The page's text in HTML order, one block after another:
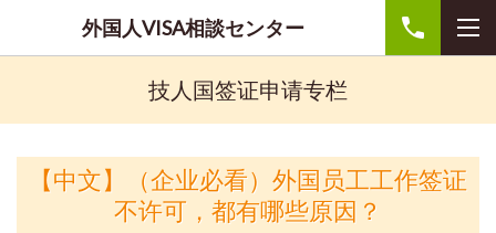
外国人VISA相談センター
技人国签证申请专栏
【中文】（企业必看）外国员工工作签证
不许可，都有哪些原因？